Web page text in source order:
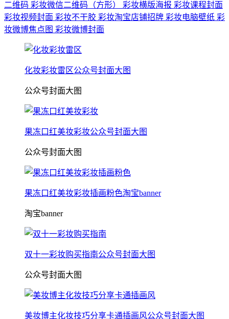
二维码 彩妆微信二维码（方形） 彩妆横版海报 彩妆课程封面
彩妆视频封面 彩妆不干胶 彩妆淘宝店铺招牌 彩妆电脑壁纸 彩
妆微博焦点图 彩妆微博封面
化妆彩妆雷区公众号封面大图
公众号封面大图
果冻口红美妆彩妆公众号封面大图
公众号封面大图
果冻口红美妆彩妆插画粉色淘宝banner
淘宝banner
双十一彩妆购买指南公众号封面大图
公众号封面大图
美妆博主化妆技巧分享卡通插画风公众号封面大图